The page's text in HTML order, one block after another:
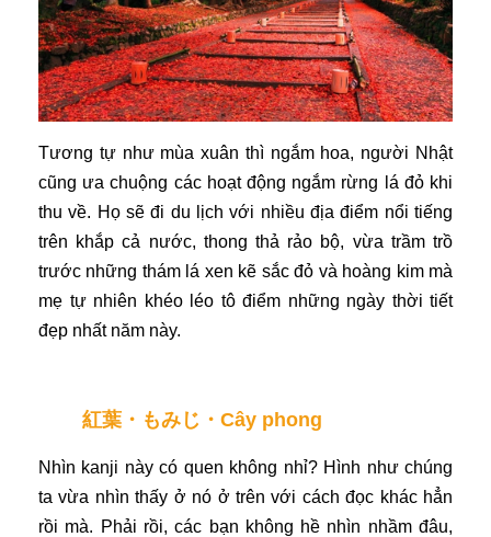
Tương tự như mùa xuân thì ngắm hoa, người Nhật
cũng ưa chuộng các hoạt động ngắm rừng lá đỏ khi
thu về. Họ sẽ đi du lịch với nhiều địa điểm nổi tiếng
trên khắp cả nước, thong thả rảo bộ, vừa trầm trồ
trước những thám lá xen kẽ sắc đỏ và hoàng kim mà
mẹ tự nhiên khéo léo tô điểm những ngày thời tiết
đẹp nhất năm này.
紅葉・もみじ・Cây phong
Nhìn kanji này có quen không nhỉ? Hình như chúng
ta vừa nhìn thấy ở nó ở trên với cách đọc khác hẳn
rồi mà. Phải rồi, các bạn không hề nhìn nhầm đâu,